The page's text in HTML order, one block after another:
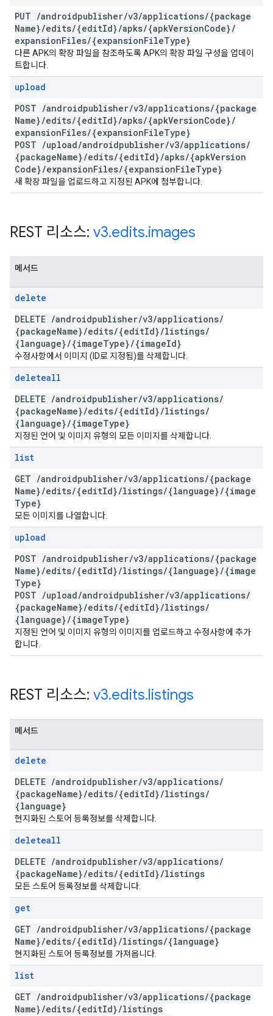
PUT /androidpublisher/v3/applications/{package
Name}/edits/{editId}/apks/{apkVersionCode}/
expansionFiles/{expansionFileType}
다른 APK의 확장 파일을 참조하도록 APK의 확장 파일 구성을 업데이
트합니다.
upload
POST /androidpublisher/v3/applications/{package
Name}/edits/{editId}/apks/{apkVersionCode}/
expansionFiles/{expansionFileType}
POST /upload/androidpublisher/v3/applications/
{packageName}/edits/{editId}/apks/{apkVersion
Code}/expansionFiles/{expansionFileType}
새 확장 파일을 업로드하고 지정된 APK에 첨부합니다.
REST 리소스: v3.edits.images
메서드
delete
DELETE /androidpublisher/v3/applications/
{packageName}/edits/{editId}/listings/
{language}/{imageType}/{imageId}
수정사항에서 이미지 (ID로 지정됨)를 삭제합니다.
deleteall
DELETE /androidpublisher/v3/applications/
{packageName}/edits/{editId}/listings/
{language}/{imageType}
지정된 언어 및 이미지 유형의 모든 이미지를 삭제합니다.
list
GET /androidpublisher/v3/applications/{package
Name}/edits/{editId}/listings/{language}/{image
Type}
모든 이미지를 나열합니다.
upload
POST /androidpublisher/v3/applications/{package
Name}/edits/{editId}/listings/{language}/{image
Type}
POST /upload/androidpublisher/v3/applications/
{packageName}/edits/{editId}/listings/
{language}/{imageType}
지정된 언어 및 이미지 유형의 이미지를 업로드하고 수정사항에 추가
합니다.
REST 리소스: v3.edits.listings
메서드
delete
DELETE /androidpublisher/v3/applications/
{packageName}/edits/{editId}/listings/
{language}
현지화된 스토어 등록정보를 삭제합니다.
deleteall
DELETE /androidpublisher/v3/applications/
{packageName}/edits/{editId}/listings
모든 스토어 등록정보를 삭제합니다.
get
GET /androidpublisher/v3/applications/{package
Name}/edits/{editId}/listings/{language}
현지화된 스토어 등록정보를 가져옵니다.
list
GET /androidpublisher/v3/applications/{package
Name}/edits/{editId}/listings